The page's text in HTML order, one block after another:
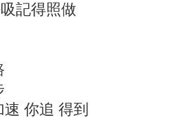
記得照做
你追 得到